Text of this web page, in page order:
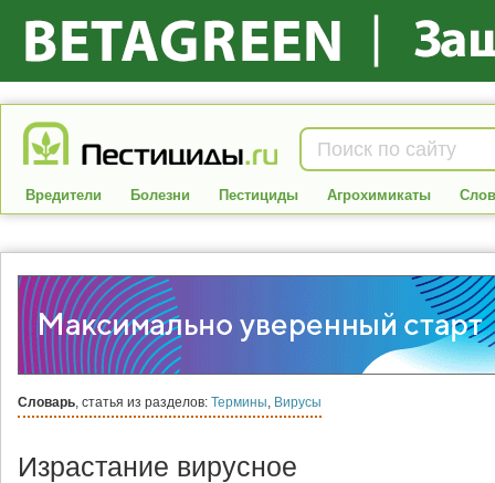
Вредители Болезни Пестициды Агрохимикаты
Словарь, статья из разделов: Термины, Вирусы
Израстание вирусное